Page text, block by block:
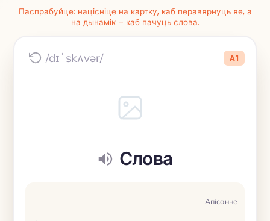
Паспрабуйце: націсніце на картку, каб перавярнуць яе, а
на дынамік – каб пачуць слова.
A1
/dɪˈskʌvər/
Слова
Апісанне